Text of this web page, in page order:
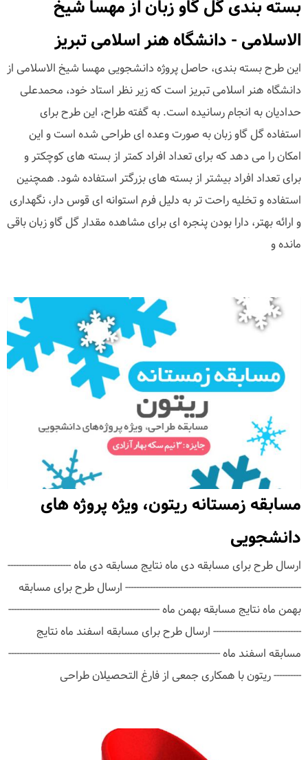
بسته بندی گل گاو زبان از مهسا شیخ
الاسلامی - دانشگاه هنر اسلامی تبریز
این طرح بسته بندی، حاصل پروژه دانشجویی مهسا شیخ الاسلامی از
دانشگاه هنر اسلامی تبریز است که زیر نظر استاد خود، محمدعلی
حدادیان به انجام رسانیده است. به گفته طراح، این طرح برای
استفاده گل گاو زبان به صورت وعده ای طراحی شده است و این
امکان را می دهد که برای تعداد افراد کمتر از بسته های کوچکتر و
برای تعداد افراد بیشتر از بسته های بزرگتر استفاده شود. همچنین
استفاده و تخلیه راحت تر به دلیل فرم استوانه ای قوس دار، نگهداری
و ارائه بهتر، دارا بودن پنجره ای برای مشاهده مقدار گل گاو زبان باقی
مانده و
مسابقه زمستانه ریتون، ویژه پروژه های
دانشجویی
ارسال طرح برای مسابقه دی ماه نتایج مسابقه دی ماه -----------------------
---------------------------------------------------------------- ارسال طرح برای مسابقه
بهمن ماه نتایج مسابقه بهمن ماه -------------------------------------------------------
-------------------------------- ارسال طرح برای مسابقه اسفند ماه نتایج
مسابقه اسفند ماه -----------------------------------------------------------------------------
---------- ریتون با همکاری جمعی از فارغ التحصیلان طراحی